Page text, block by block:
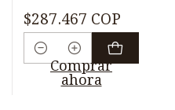
$287.467 COP
Cantidad
Comprar
ahora